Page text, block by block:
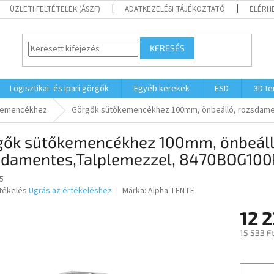
ÜZLETI FELTÉTELEK (ÁSZF) ADATKEZELÉSI TÁJÉKOZTATÓ
KERESÉS
Logisztikai- és ipari görgők Egyéb kerekek ESD 3D
Görgők sütőkemencékhez 100mm, önbeálló,
sütőkemencékhez 100mm,
Ugrás az értékeléshez Márka: Alpha TENTE
12
15 533